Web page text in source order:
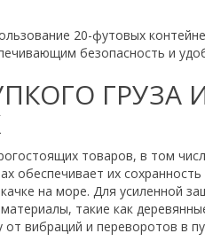
20-футовых
безопасность и
ГРУЗА
товаров, в том
обеспечивает их
на море. Для усиленной
такие как
вибраций и переворотов в